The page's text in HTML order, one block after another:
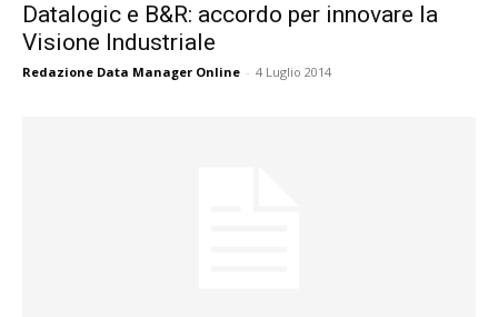
Datalogic e B&R: accordo per innovare la
Visione Industriale
Redazione Data Manager Online - 4 Luglio 2014